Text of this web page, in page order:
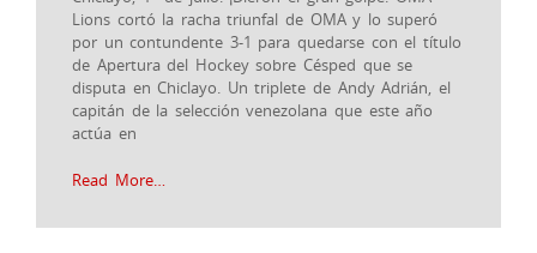
Lions cortó la racha triunfal de OMA y lo superó
por un contundente 3-1 para quedarse con el título
de Apertura del Hockey sobre Césped que se
disputa en Chiclayo. Un triplete de Andy Adrián, el
capitán de la selección venezolana que este año
actúa en
Read More…